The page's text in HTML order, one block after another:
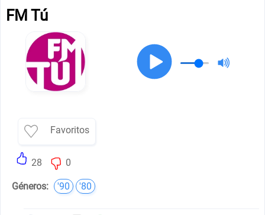
FM Tú
Favoritos
28 0
Géneros: '90 '80